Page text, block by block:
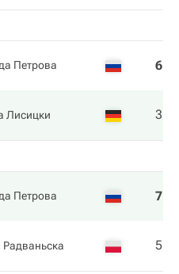
Петрова 6
Лисицки 3
Петрова 7
Радваньска 5